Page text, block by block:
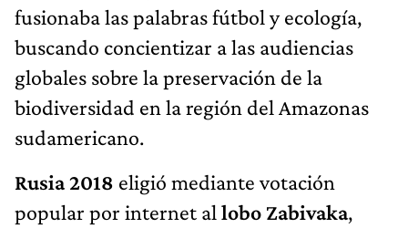
fusionaba las palabras fútbol y ecología,
buscando concientizar a las audiencias
globales sobre la preservación de la
biodiversidad en la región del Amazonas
sudamericano.
Rusia 2018 eligió mediante votación
popular por internet al lobo Zabivaka,